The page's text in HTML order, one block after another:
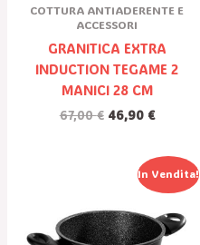
COTTURA ANTIADERENTE E
ACCESSORI
GRANITICA EXTRA
INDUCTION TEGAME 2
MANICI 28 CM
67,00€ 46,90 €
In Vendita!
Prezzo
Era:
85,57 €.
Il
Prezzo
È:
59,90 €.